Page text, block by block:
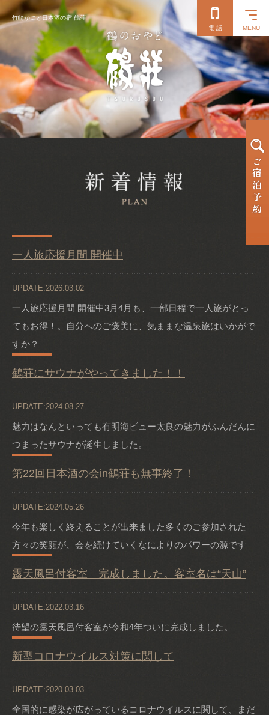
竹崎かにと日本酒の宿 鶴荘
電 話
MENU
一人旅応援月間 開催中
UPDATE:2026.03.02
一人旅応援月間 開催中3月4月も、一部日程で一人旅がとっ
てもお得！。自分へのご褒美に、気ままな温泉旅はいかがで
すか？
鶴荘にサウナがやってきました！！
UPDATE:2024.08.27
魅力はなんといっても有明海ビュー太良の魅力がふんだんに
つまったサウナが誕生しました。
第22回日本酒の会in鶴荘も無事終了！
UPDATE:2024.05.26
今年も楽しく終えることが出来ました多くのご参加された
方々の笑顔が、会を続けていくなによりのパワーの源です
露天風呂付客室 完成しました。客室名は“天山”
UPDATE:2022.03.16
待望の露天風呂付客室が令和4年ついに完成しました。
新型コロナウイルス対策に関して
UPDATE:2020.03.03
全国的に感染が広がっているコロナウイルスに関して、まだ